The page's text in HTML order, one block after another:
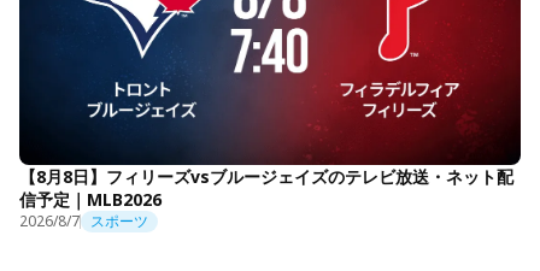
【8月8日】フィリーズvsブルージェイズのテレビ放送・ネット配
信予定｜MLB2026
2026/8/7 スポーツ